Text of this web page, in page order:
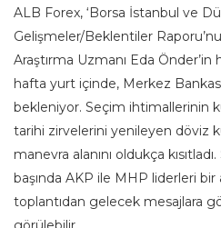
ALB Forex, ‘Borsa İstanbul ve
Gelişmeler/Beklentiler
Araştırma Uzmanı Eda Önder’in
hafta yurt içinde, Merkez
bekleniyor. Seçim ihtimallerinin
tarihi zirvelerini yenileyen döviz
manevra alanını oldukça
başında AKP ile MHP liderleri
toplantıdan gelecek mesajlara